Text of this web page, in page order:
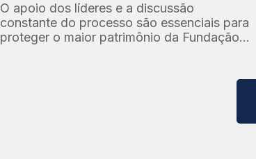
O apoio dos líderes e a discussão
constante do processo são essenciais para
proteger o maior patrimônio da Fundação: